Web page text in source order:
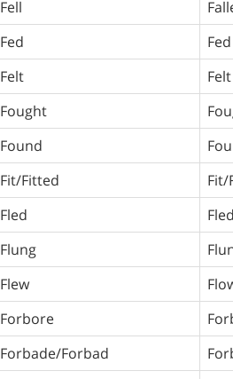
Fell
Fed
Fed
Felt
Felt
Fought
Found
Fit/Fitted
Fit/
Fled
Flung
Flew
Forbore
Forbade/Forbad